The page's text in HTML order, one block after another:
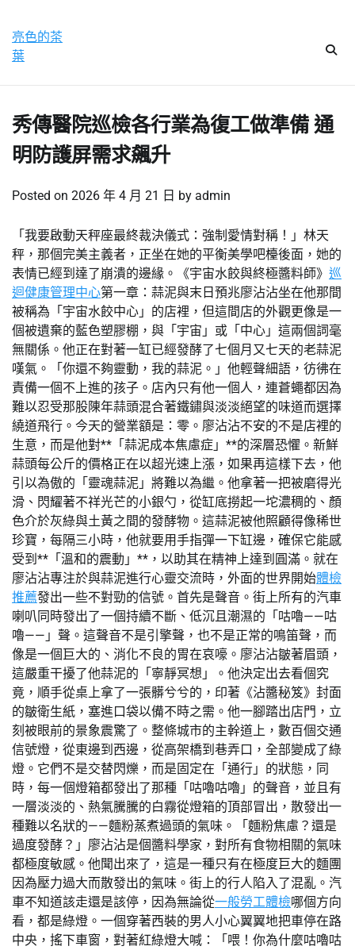
content
亮色的茶
葉
秀傳醫院巡檢各行業為復工做準備 通
明防護屏需求飆升
Posted on 2026 年 4 月 21 日 by admin
「我要啟動天秤座最終裁決儀式：強制愛情對稱！」林天
秤，那個完美主義者，正坐在她的平衡美學吧檯後面，她的
表情已經到達了崩潰的邊緣。《宇宙水餃與終極醬料師》 巡
迴健康管理中心第一章：蒜泥與末日預兆廖沾沾坐在他那間
被稱為「宇宙水餃中心」的店裡，但這間店的外觀更像是一
個被遺棄的藍色塑膠棚，與「宇宙」或「中心」這兩個詞毫
無關係。他正在對著一缸已經發酵了七個月又七天的老蒜泥
嘆氣。「你還不夠靈動，我的蒜泥。」他輕聲細語，彷彿在
責備一個不上進的孩子。店內只有他一個人，連蒼蠅都因為
難以忍受那股陳年蒜頭混合著鐵鏽與淡淡絕望的味道而選擇
繞道飛行。今天的營業額是：零。廖沾沾不安的不是店裡的
生意，而是他對**「蒜泥成本焦慮症」**的深層恐懼。新鮮
蒜頭每公斤的價格正在以超光速上漲，如果再這樣下去，他
引以為傲的「靈魂蒜泥」將難以為繼。他拿著一把被磨得光
滑、閃耀著不祥光芒的小銀勺，從缸底撈起一坨濃稠的、顏
色介於灰綠與土黃之間的發酵物。這蒜泥被他照顧得像稀世
珍寶，每隔三小時，他就要用手指彈一下缸邊，確保它能感
受到**「溫和的震動」**，以助其在精神上達到圓滿。就在
廖沾沾專注於與蒜泥進行心靈交流時，外面的世界開始體檢
推薦發出一些不對勁的信號。首先是聲音。街上所有的汽車
喇叭同時發出了一個持續不斷、低沉且潮濕的「咕嚕——咕
嚕——」聲。這聲音不是引擎聲，也不是正常的鳴笛聲，而
像是一個巨大的、消化不良的胃在哀嚎。廖沾沾皺著眉頭，
這嚴重干擾了他蒜泥的「寧靜冥想」。他決定出去看個究
竟，順手從桌上拿了一張髒兮兮的，印著《沾醬秘笈》封面
的皺衛生紙，塞進口袋以備不時之需。他一腳踏出店門，立
刻被眼前的景象震驚了。整條城市的主幹道上，數百個交通
信號燈，從東邊到西邊，從高架橋到巷弄口，全部變成了綠
燈。它們不是交替閃爍，而是固定在「通行」的狀態，同
時，每一個燈箱都發出了那種「咕嚕咕嚕」的聲音，並且有
一層淡淡的、熱氣騰騰的白霧從燈箱的頂部冒出，散發出一
種難以名狀的——麵粉蒸煮過頭的氣味。「麵粉焦慮？還是
過度發酵？」廖沾沾是個醬料學家，對所有食物相關的氣味
都極度敏感。他聞出來了，這是一種只有在極度巨大的麵團
因為壓力過大而散發出的氣味。街上的行人陷入了混亂。汽
車不知道該走還是該停，因為無論從一般勞工體檢哪個方向
看，都是綠燈。一個穿著西裝的男人小心翼翼地把車停在路
中央，搖下車窗，對著紅綠燈大喊：「喂！你為什麼咕嚕咕